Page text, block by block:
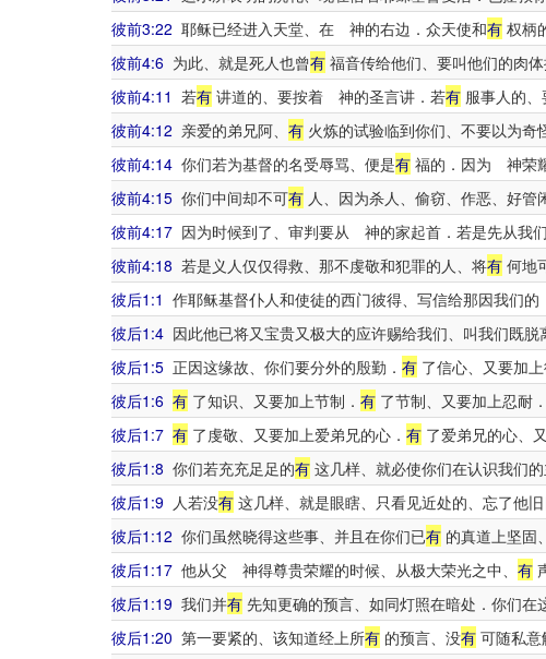
彼前3:22 耶稣已经进入天堂、在 神的右边．众天使和有 权柄
彼前4:6 为此、就是死人也曾有 福音传给他们、要叫他们的肉
彼前4:11 若有 讲道的、要按着 神的圣言讲．若有 服事人的
彼前4:12 亲爱的弟兄阿、 有 火炼的试验临到你们、不要以为奇
彼前4:14 你们若为基督的名受辱骂、便是有 福的．因为 神荣
彼前4:15 你们中间却不可有 人、因为杀人、偷窃、作恶、好管
彼前4:17 因为时候到了、审判要从 神的家起首．若是先从我
彼前4:18 若是义人仅仅得救、那不虔敬和犯罪的人、将有 何地
彼后1:1 作耶稣基督仆人和使徒的西门彼得、写信给那因我们
彼后1:4 因此他已将又宝贵又极大的应许赐给我们、叫我们既
彼后1:5 正因这缘故、你们要分外的殷勤． 有 了信心、又要加上
彼后1:6 有 了知识、又要加上节制． 有 了节制、又要加上忍耐．
彼后1:7 有 了虔敬、又要加上爱弟兄的心． 有 了爱弟兄的心、
彼后1:8 你们若充充足足的有 这几样、就必使你们在认识我们
彼后1:9 人若没有 这几样、就是眼瞎、只看见近处的、忘了他旧
彼后1:12 你们虽然晓得这些事、并且在你们已有 的真道上坚固
彼后1:17 他从父 神得尊贵荣耀的时候、从极大荣光之中、 有
彼后1:19 我们并有 先知更确的预言、如同灯照在暗处．你们在
彼后1:20 第一要紧的、该知道经上所有 的预言、没有 可随私意